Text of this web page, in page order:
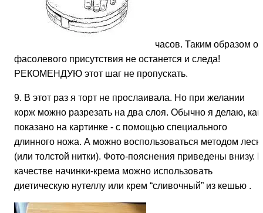
часов. Таким образом от
фасолевого присутствия не останется и следа!
РЕКОМЕНДУЮ этот шаг не пропускать.
9. В этот раз я торт не прослаивала. Но при желании
корж можно разрезать на два слоя. Обычно я делаю, как
показано на картинке - с помощью специального
длинного ножа. А можно воспользоваться методом
(или толстой нитки). Фото-пояснения приведены внизу. В
качестве начинки-крема можно использовать
диетическую нутеллу или крем “сливочный” из кешью .